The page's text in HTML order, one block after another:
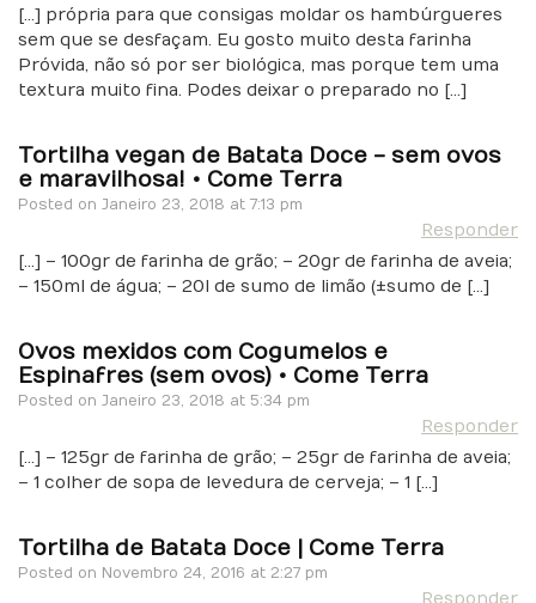
[…] própria para que consigas moldar os hambúrgueres
sem que se desfaçam. Eu gosto muito desta farinha
Próvida, não só por ser biológica, mas porque tem uma
textura muito fina. Podes deixar o preparado no […]
Tortilha vegan de Batata Doce - sem ovos
e maravilhosa! • Come Terra
Posted on Janeiro 23, 2018 at 7:13 pm
Responder
[…] – 100gr de farinha de grão; – 20gr de farinha de aveia;
– 150ml de água; – 20l de sumo de limão (±sumo de […]
Ovos mexidos com Cogumelos e
Espinafres (sem ovos) • Come Terra
Posted on Janeiro 23, 2018 at 5:34 pm
Responder
[…] – 125gr de farinha de grão; – 25gr de farinha de aveia;
– 1 colher de sopa de levedura de cerveja; – 1 […]
Tortilha de Batata Doce | Come Terra
Posted on Novembro 24, 2016 at 2:27 pm